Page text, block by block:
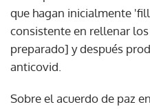
consistente en rellenar los
preparado] y después
anticovid.
y la extinta guerrilla de las